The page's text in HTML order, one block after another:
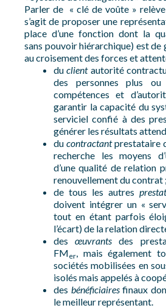
Parler de « clé de voûte »
s’agit de proposer une
place d’une fonction dont la
sans pouvoir hiérarchique) est
au croisement des forces et
duclientautorité
des personnes plus
compétences et
garantir la capacité du
serviciel confié à des
générer les résultats
du contractantprestataire
recherche les moyens
d’une qualité de relation
renouvellement du contrat ;
de tous les autres
doivent intégrer un «
tout en étant parfois
l’écart) de la relation
desœuvrants des
FMer, mais également
sociétés mobilisées en
isolés mais appelés à
des bénéficiairesfinaux
le meilleur représentant.